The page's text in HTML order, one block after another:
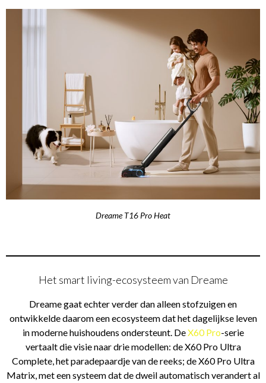
Dreame T16 Pro Heat
Het smart living-ecosysteem van Dreame
Dreame gaat echter verder dan alleen stofzuigen en
ontwikkelde daarom een ecosysteem dat het dagelijkse leven
in moderne huishoudens ondersteunt. DeX60 Pro-serie
vertaalt die visie naar drie modellen: de X60 Pro Ultra
Complete, het paradepaardje van de reeks; de X60 Pro Ultra
Matrix, met een systeem dat de dweil automatisch verandert al